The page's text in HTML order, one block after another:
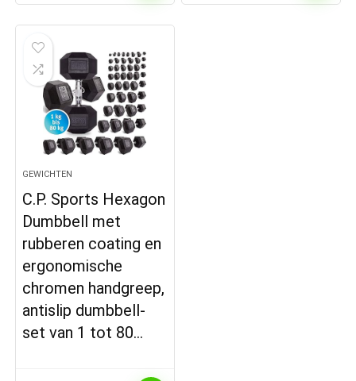
GEWICHTEN
C.P. Sports Hexagon
Dumbbell met
rubberen coating en
ergonomische
chromen handgreep,
antislip dumbbell-
set van 1 tot 80…